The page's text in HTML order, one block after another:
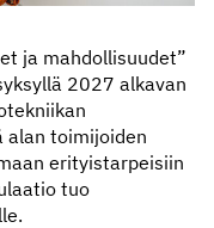
ja mahdollisuudet”
2027 alkavan
alan toimijoiden
erityistarpeisiin
tuo